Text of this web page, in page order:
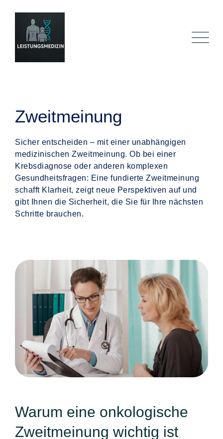
Zweitmeinung
Sicher entscheiden – mit einer unabhängigen
medizinischen Zweitmeinung. Ob bei einer
Krebsdiagnose oder anderen komplexen
Gesundheitsfragen: Eine fundierte Zweitmeinung
schafft Klarheit, zeigt neue Perspektiven auf und
gibt Ihnen die Sicherheit, die Sie für Ihre nächsten
Schritte brauchen.
Warum eine onkologische
Zweitmeinung wichtig ist